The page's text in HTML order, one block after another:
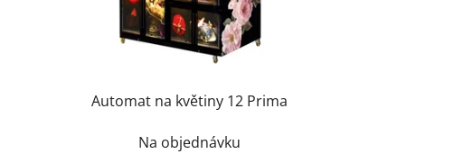
Automat na květiny 12 Prima
Na objednávku